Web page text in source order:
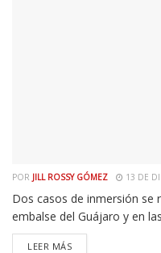
POR JILL ROSSY GÓMEZ 13 DE
Dos casos de inmersión se
embalse del Guájaro y en
LEER MÁS